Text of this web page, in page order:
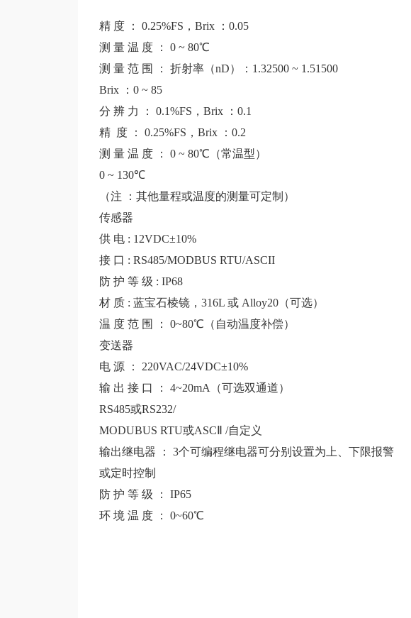
精 度 ：
0.25%FS，Brix ：0.05
测 量 温 度 ：
0 ~ 80℃
测 量 范 围 ： 折射率（nD）：1.32500 ~ 1.51500
Brix ：0 ~ 85
分 辨 力 ：
0.1%FS，Brix ：0.1
精
度 ：
0.25%FS，Brix ：0.2
测 量 温 度 ：
0 ~ 80℃（常温型）
0 ~ 130℃
（注
：其他量程或温度的测量可定制）
传感器
供 电 : 12VDC±10%
接 口 : RS485/MODBUS RTU/ASCII
防 护 等 级 : IP68
材 质 : 蓝宝石棱镜，316L 或 Alloy20（可选）
温 度 范 围 ：
0~80℃（自动温度补偿）
变送器
电 源 ：
220VAC/24VDC±10%
输 出 接 口 ：
4~20mA（可选双通道）
RS485或RS232/
MODUBUS RTU或ASCⅡ /自定义
输出继电器
：
3个可编程继电器可分别设置为上、下限报警
或定时控制
防 护 等 级 ：
IP65
环 境 温 度 ： 0~60℃